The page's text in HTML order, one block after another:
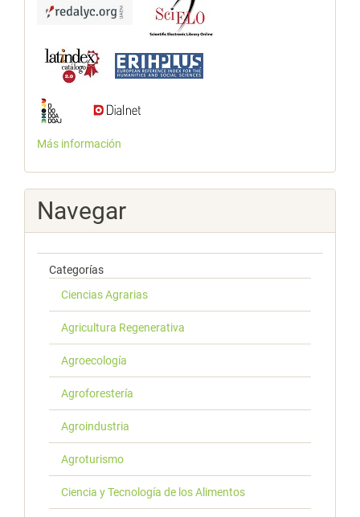
Más información
Navegar
Categorías
Ciencias Agrarias
Agricultura Regenerativa
Agroecología
Agroforestería
Agroindustria
Agroturismo
Ciencia y Tecnología de los Alimentos